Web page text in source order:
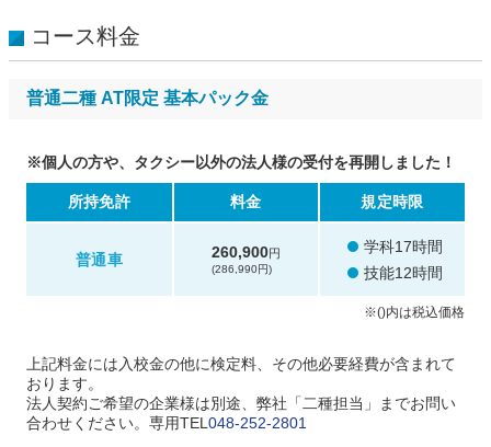
コース料金
普通二種 AT限定 基本パック金
※個人の方や、タクシー以外の法人様の受付を再開しました！
所持免許 料金 規定時限
普通車 260,900円
(286,990円)
学科17時間
技能12時間
※()内は税込価格
上記料金には入校金の他に検定料、その他必要経費が含まれて
おります。
法人契約ご希望の企業様は別途、弊社「二種担当」までお問い
合わせください。専用TEL 048-252-2801